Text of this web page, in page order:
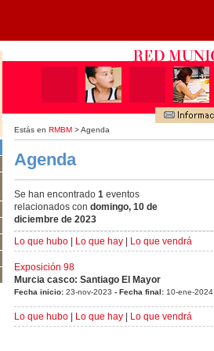
Estás en RMBM > Agenda
Agenda
Se han encontrado 1 eventos
relacionados con domingo, 10 de
diciembre de 2023
Lo que hubo
Lo que hay Lo que vendrá
Exposición 98
Murcia casco: Santiago El Mayor
Fecha inicio: 23-nov-2023 - Fecha final: 10-ene-2024
Lo que hubo Lo que hay Lo que vendrá